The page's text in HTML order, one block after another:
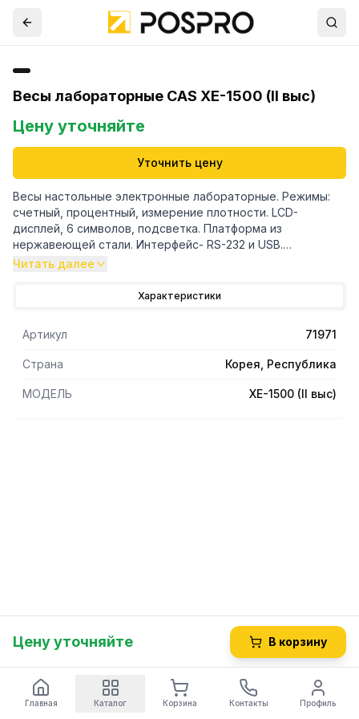
Весы лабораторные CAS XE-1500 (II выс)
Цену уточняйте
Уточнить цену
Весы настольные электронные лабораторные. Режимы:
счетный, процентный, измерение плотности. LCD-
дисплей, 6 символов, подсветка. Платформа из
нержавеющей стали. Интерфейс- RS-232 и USB.
Функциональный ИК-сенсор. (B)
Читать далее
Характеристики
Артикул 71971
Страна Корея, Республика
МОДЕЛЬ XE-1500 (II выс)
Цену уточняйте В корзину
Главная Каталог Корзина Контакты Профиль